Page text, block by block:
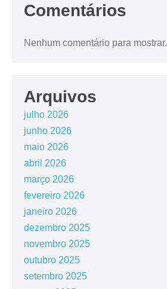
Comentários
Nenhum comentário para mostrar.
Arquivos
julho 2026
junho 2026
maio 2026
abril 2026
março 2026
fevereiro 2026
janeiro 2026
dezembro 2025
novembro 2025
outubro 2025
setembro 2025